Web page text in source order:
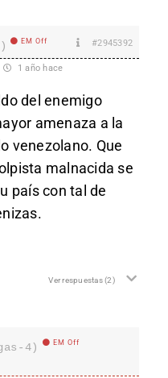
EM Off #2945392
1 año hace
del enemigo
amenaza a la
venezolano. Que
malnacida se
país con tal de
Ver respuestas(2)
4) EM Off